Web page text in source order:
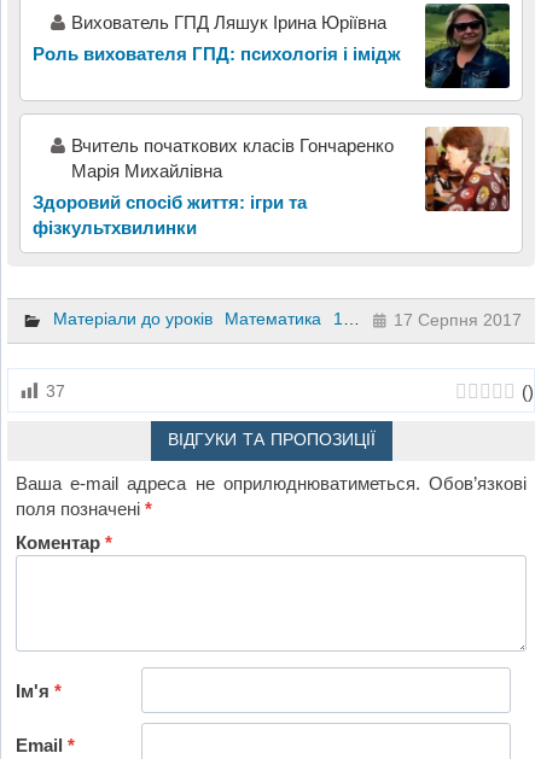
Вихователь ГПД Ляшук Ірина Юріївна
Роль вихователя ГПД: психологія і імідж
Вчитель початкових класів Гончаренко
Марія Михайлівна
Здоровий спосіб життя: ігри та
фізкультхвилинки
Матеріали до уроків Математика 1 клас 2 клас 3 клас 4
17 Серпня 2017
37 ()
ВІДГУКИ ТА ПРОПОЗИЦІЇ
Ваша e-mail адреса не оприлюднюватиметься. Обов’язкові
поля позначені*
Коментар*
Ім'я*
Email*